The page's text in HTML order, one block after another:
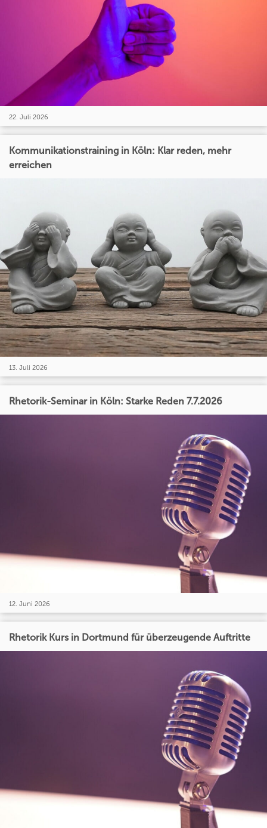
22. Juli 2026
Kommunikationstraining in Köln: Klar reden, mehr
erreichen
13. Juli 2026
Rhetorik-Seminar in Köln: Starke Reden 7.7.2026
12. Juni 2026
Rhetorik Kurs in Dortmund für überzeugende Auftritte